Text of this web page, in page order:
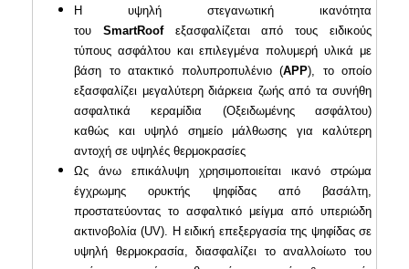
Η υψηλή στεγανωτική ικανότητα
του SmartRoofεξασφαλίζεται από τους ειδικούς
τύπους ασφάλτου και επιλεγμένα πολυμερή υλικά με
βάση το ατακτικό πολυπροπυλένιο (ΑΡΡ), το οποίο
εξασφαλίζει μεγαλύτερη διάρκεια ζωής από τα συνήθη
ασφαλτικά κεραμίδια (Οξειδωμένης ασφάλτου)
καθώς και υψηλό σημείο μάλθωσης για καλύτερη
αντοχή σε υψηλές θερμοκρασίες
Ως άνω επικάλυψη χρησιμοποιείται ικανό στρώμα
έγχρωμης ορυκτής ψηφίδας από βασάλτη,
προστατεύοντας το ασφαλτικό μείγμα από υπεριώδη
ακτινοβολία (UV). Η ειδική επεξεργασία της ψηφίδας σε
υψηλή θερμοκρασία, διασφαλίζει το αναλλοίωτο του